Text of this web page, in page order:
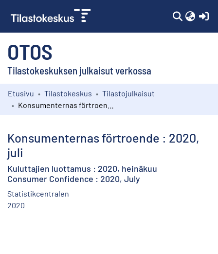
OTOS
Tilastokeskuksen julkaisut verkossa
Kokoelmat
Etusivu Tilastokeskus
Tilastojulkaisut
Konsumenternas förtroende : 2020,
juli
Kuluttajien luottamus : 2020, heinäkuu
Consumer Confidence : 2020, July
Statistikcentralen
2020